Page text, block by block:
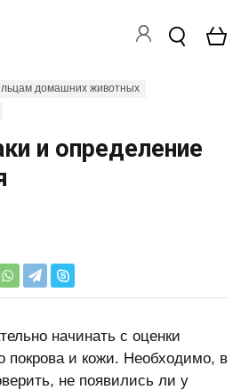
домашних животных
и определение
начинать с оценки
покрова и кожи. Необходимо, в
не появились ли у